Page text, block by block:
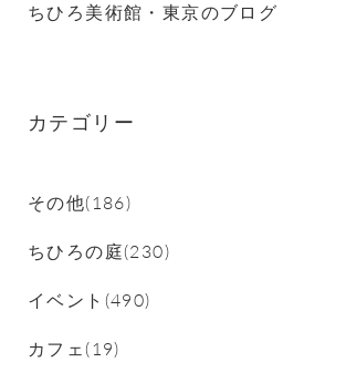
ちひろ美術館・東京のブログ
カテゴリー
その他(186)
ちひろの庭(230)
イベント(490)
カフェ(19)